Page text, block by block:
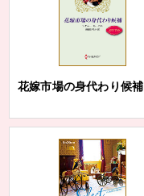
花嫁市場の身代わり候補